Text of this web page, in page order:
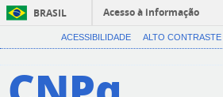
BRASIL
Acesso à informação
ACESSIBILIDADE ALTO CONTRASTE